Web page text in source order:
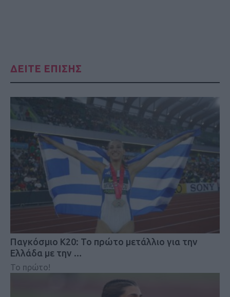
ΔΕΙΤΕ ΕΠΙΣΗΣ
Παγκόσμιο Κ20: Το πρώτο μετάλλιο για την
Ελλάδα με την …
Το πρώτο!